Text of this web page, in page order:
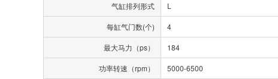
气缸排列形式 L
每缸气门数(个) 4
最大马力（ps） 184
功率转速（rpm） 5000-6500